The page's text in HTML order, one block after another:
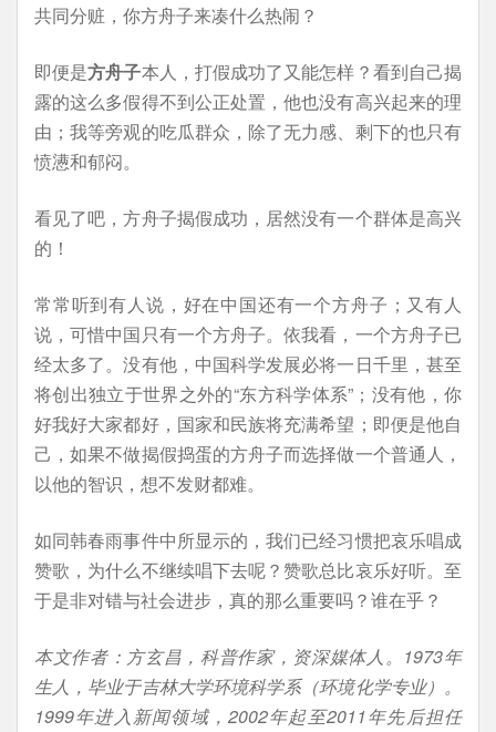
共同分赃，你方舟子来凑什么热闹？
即便是方舟子本人，打假成功了又能怎样？看到自己揭
露的这么多假得不到公正处置，他也没有高兴起来的理
由；我等旁观的吃瓜群众，除了无力感、剩下的也只有
愤懑和郁闷。
看见了吧，方舟子揭假成功，居然没有一个群体是高兴
的！
常常听到有人说，好在中国还有一个方舟子；又有人
说，可惜中国只有一个方舟子。依我看，一个方舟子已
经太多了。没有他，中国科学发展必将一日千里，甚至
将创出独立于世界之外的“东方科学体系”；没有他，你
好我好大家都好，国家和民族将充满希望；即便是他自
己，如果不做揭假捣蛋的方舟子而选择做一个普通人，
以他的智识，想不发财都难。
如同韩春雨事件中所显示的，我们已经习惯把哀乐唱成
赞歌，为什么不继续唱下去呢？赞歌总比哀乐好听。至
于是非对错与社会进步，真的那么重要吗？谁在乎？
本文作者：方玄昌，科普作家，资深媒体人。1973年
生人，毕业于吉林大学环境科学系（环境化学专业）。
1999年进入新闻领域，2002年起至2011年先后担任